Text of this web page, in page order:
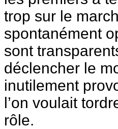
trop sur le
spontanément
sont
déclencher le
inutilement
l’on voulait
rôle.